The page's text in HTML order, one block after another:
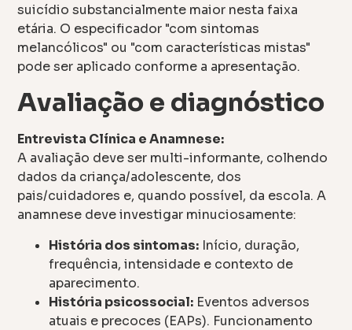
suicídio substancialmente maior nesta faixa
etária. O especificador "com sintomas
melancólicos" ou "com características mistas"
pode ser aplicado conforme a apresentação.
Avaliação e diagnóstico
Entrevista Clínica e Anamnese:
A avaliação deve ser multi-informante, colhendo
dados da criança/adolescente, dos
pais/cuidadores e, quando possível, da escola. A
anamnese deve investigar minuciosamente:
História dos sintomas: Início, duração,
frequência, intensidade e contexto de
aparecimento.
História psicossocial: Eventos adversos
atuais e precoces (EAPs). Funcionamento